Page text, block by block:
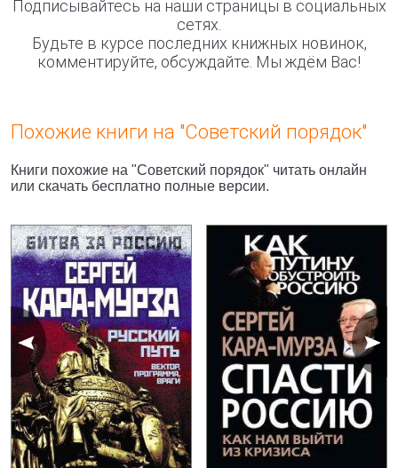
Подписывайтесь на наши страницы в социальных
сетях.
Будьте в курсе последних книжных новинок,
комментируйте, обсуждайте. Мы ждём Вас!
Похожие книги на "Советский порядок"
Книги похожие на "Советский порядок" читать онлайн
или скачать бесплатно полные версии.